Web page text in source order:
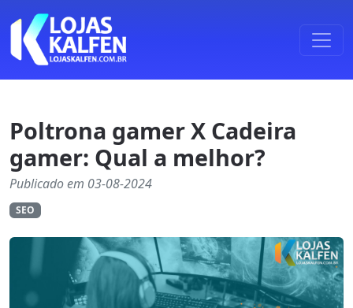
Poltrona gamer X Cadeira
gamer: Qual a melhor?
Publicado em 03-08-2024
SEO